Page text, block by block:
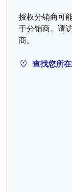
授权分销商可
于分销商。请
商。
查找您所